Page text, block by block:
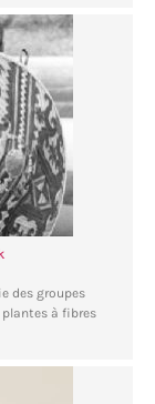
des groupes
à fibres